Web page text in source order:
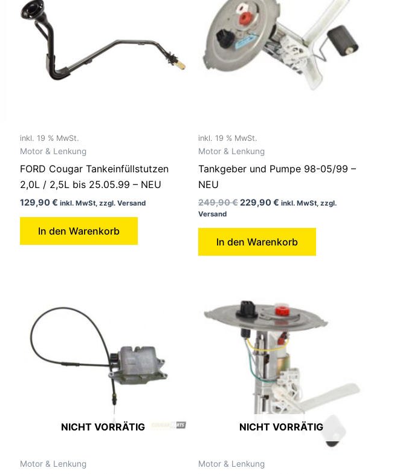
inkl. 19 % MwSt.
Motor & Lenkung
FORD Cougar Tankeinfüllstutzen
2,0L / 2,5L bis 25.05.99 – NEU
129,90€ inkl. MwSt, zzgl. Versand
In den Warenkorb
inkl. 19 % MwSt.
Motor & Lenkung
Tankgeber und Pumpe 98-05/99 –
NEU
249,90€229,90€ inkl. MwSt, zzgl.
Versand
In den Warenkorb
NICHT VORRÄTIG
Motor & Lenkung
NICHT VORRÄTIG
Motor & Lenkung